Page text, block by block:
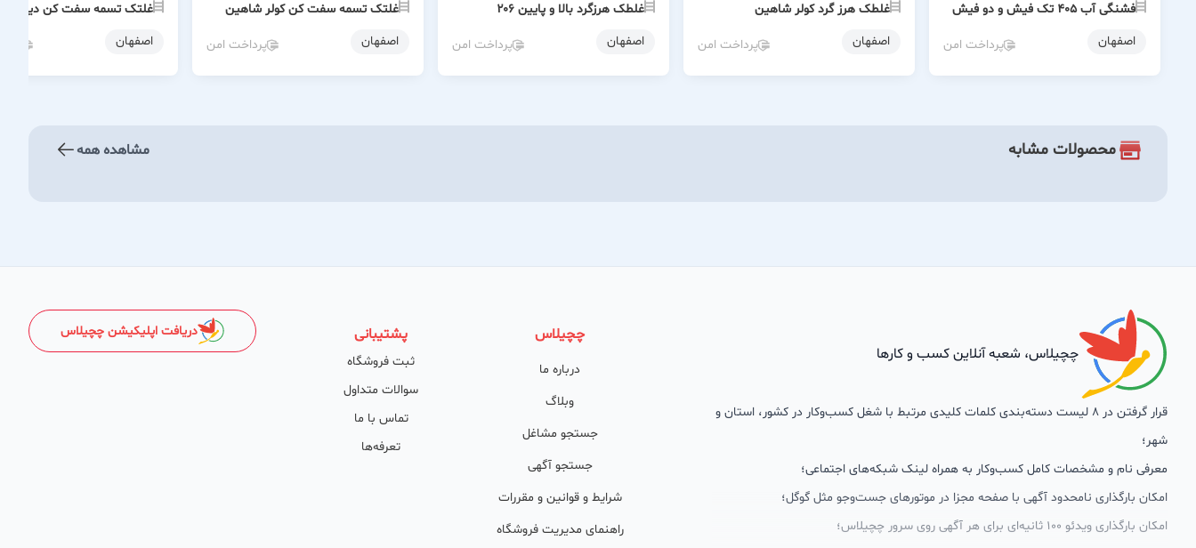
فشنگی آب ۴۰۵ تک فیش و دو فیش
اصفهان
پرداخت امن
غلطک هرز گرد کولر شاهین
اصفهان
پرداخت امن
غلطک هرزگرد بالا و پایین ۲۰۶
اصفهان
پرداخت امن
غلتک تسمه سفت کن کولر شاهین
اصفهان
پرداخت امن
غلتک تسمه سفت کن دینام ۴۰۵
اصفهان
محصولات مشابه مشاهده همه
چچیلاس، شعبه آنلاین کسب و کارها
قرار گرفتن در 8 لیست دسته‌بندی کلمات کلیدی مرتبط با شغل کسب‌وکار در کشور، استان و
شهر؛
معرفی نام و مشخصات کامل کسب‌وکار به همراه لینک شبکه‌های اجتماعی؛
امکان بارگذاری نامحدود آگهی با صفحه مجزا در موتورهای جست‌وجو مثل گوگل؛
امکان بارگذاری ویدئو 100 ثانیه‌ای برای هر آگهی روی سرور چچیلاس؛
چچیلاس
درباره ما
وبلاگ
جستجو مشاغل
جستجو آگهی
شرایط و قوانین و مقررات
راهنمای مدیریت فروشگاه
پشتیبانی
ثبت فروشگاه
سوالات متداول
تماس با ما
تعرفه‌ها
دریافت اپلیکیشن چچیلاس